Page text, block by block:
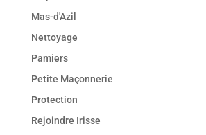
Mas-d'Azil
Nettoyage
Pamiers
Petite Maçonnerie
Protection
Rejoindre Irisse